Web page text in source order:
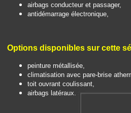
airbags conducteur et passager,
antidémarrage électronique,
Options disponibles sur cette
peinture métallisée,
climatisation avec pare-brise
toit ouvrant coulissant,
airbags latéraux.